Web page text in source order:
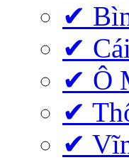
✔
✔
✔ Ô
✔
✔